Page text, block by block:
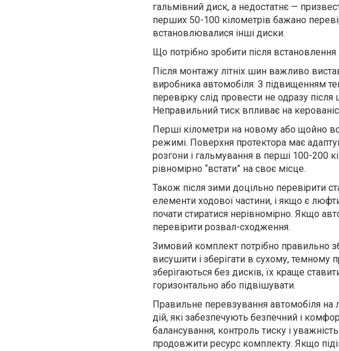
гальмівний диск, а недостатнє —
перших 50-100 кілометрів бажано
встановлювалися інші диски.
Що потрібно зробити після
Після монтажу літніх шин важливо
виробника автомобіля. З підвищенням
перевірку слід провести не одразу
Неправильний тиск впливає на
Перші кілометри на новому або щойно
режимі. Поверхня протектора має
розгони і гальмування в перші 100-200
рівномірно “встати” на своє місце.
Також після зими доцільно перевірити
елементи ходової частини, і якщо є
почати стиратися нерівномірно. Якщо
перевірити розвал-сходження.
Зимовий комплект потрібно правильно
висушити і зберігати в сухому, темному
зберігаються без дисків, їх краще
горизонтально або підвішувати.
Правильне перевзування автомобіля на
дій, які забезпечують безпечний і
балансування, контроль тиску і
продовжити ресурс комплекту. Якщо